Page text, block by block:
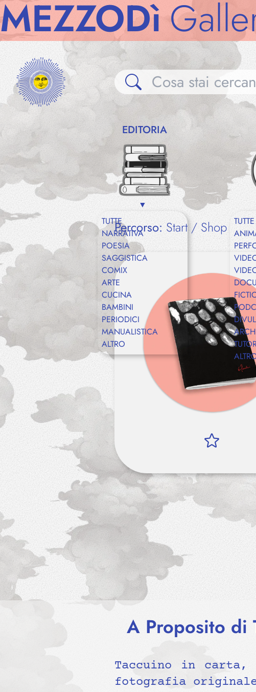
Gallerie
EDITORIA
TUTTE
NARRATIVA
POESIA
SAGGISTICA
COMIX
ARTE
CUCINA
BAMBINI
PERIODICI
MANUALISTICA
ALTRO
TUTTE
Percorso: Start Shop
A Proposito di
Taccuino in carta,
fotografia